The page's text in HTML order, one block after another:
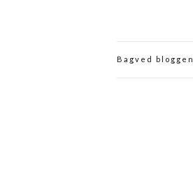
Bagved bloggen